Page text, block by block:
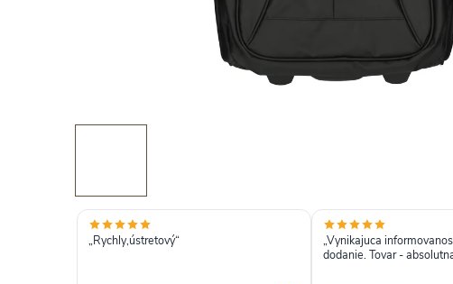
„Rychly,ústretový“
„Vynikajuca
dodanie. Tovar